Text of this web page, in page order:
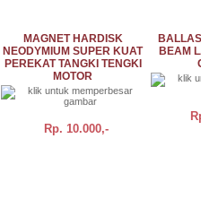
MAGNET HARDISK
NEODYMIUM SUPER KUAT
PEREKAT TANGKI TENGKI
MOTOR
Rp. 10.000,-
BEAM